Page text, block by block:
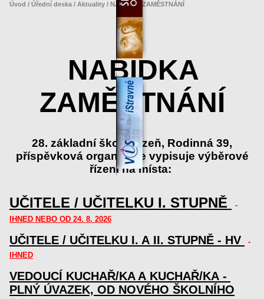
Úvod / Úřední deska / Aktuality / NABÍDKA ZAMĚSTNÁNÍ
NABÍDKA
ZAMĚSTNÁNÍ
28. základní škola Plzeň, Rodinná 39,
příspěvková organizace vypisuje výběrové
řízení na místa:
UČITELE / UČITELKU I. STUPNĚ
-
IHNED NEBO OD 24. 8. 2026
UČITELE / UČITELKU I. A II. STUPNĚ - HV
-
IHNED
VEDOUCÍ KUCHAŘ/KA A KUCHAŘ/KA -
PLNÝ ÚVAZEK, OD NOVÉHO ŠKOLNÍHO